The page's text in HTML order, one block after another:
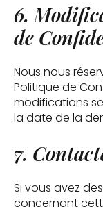
6.
de
Nous nous
Politique de
modifications
la date de la
7.
Si vous avez
concernant